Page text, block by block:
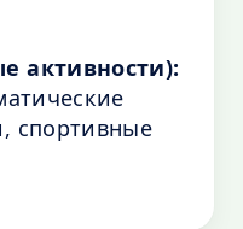
активности):
спортивные